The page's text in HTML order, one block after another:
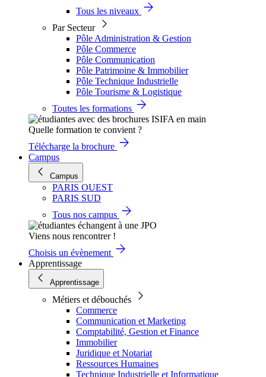
Tous les niveaux
Par Secteur
Pôle Administration & Gestion
Pôle Commerce
Pôle Communication
Pôle Patrimoine & Immobilier
Pôle Technique Industrielle
Pôle Tourisme & Logistique
Toutes les formations
Quelle formation te convient ?
Télécharge la brochure
Campus
Campus
PARIS OUEST
PARIS SUD
Tous nos campus
Viens nous rencontrer !
Choisis un évènement
Apprentissage
Apprentissage
Métiers et débouchés
Commerce
Communication et Marketing
Comptabilité, Gestion et Finance
Immobilier
Juridique et Notariat
Ressources Humaines
Technique Industrielle et Informatique